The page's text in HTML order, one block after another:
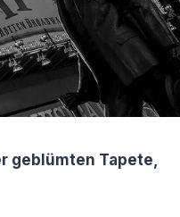
geblümten Tapete,